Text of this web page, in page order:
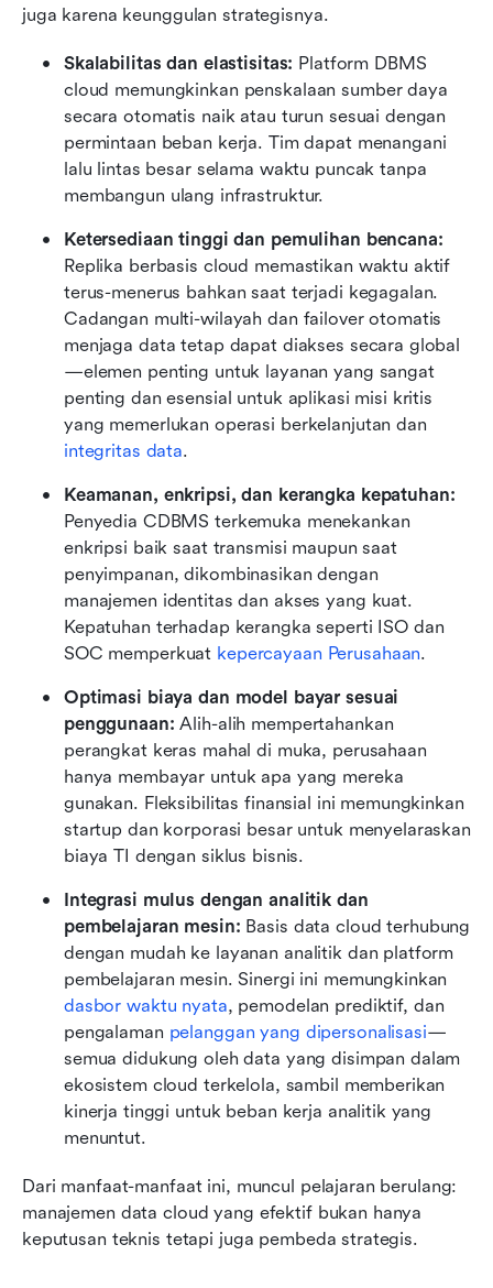
juga karena keunggulan strategisnya.
Skalabilitas dan elastisitas: Platform DBMS
cloud memungkinkan penskalaan sumber daya
secara otomatis naik atau turun sesuai dengan
permintaan beban kerja. Tim dapat menangani
lalu lintas besar selama waktu puncak tanpa
membangun ulang infrastruktur.
Ketersediaan tinggi dan pemulihan bencana:
Replika berbasis cloud memastikan waktu aktif
terus-menerus bahkan saat terjadi kegagalan.
Cadangan multi-wilayah dan failover otomatis
menjaga data tetap dapat diakses secara global
—elemen penting untuk layanan yang sangat
penting dan esensial untuk aplikasi misi kritis
integritas data.
Keamanan, enkripsi, dan kerangka kepatuhan:
Penyedia CDBMS terkemuka menekankan
enkripsi baik saat transmisi maupun saat
penyimpanan, dikombinasikan dengan
manajemen identitas dan akses yang kuat.
Kepatuhan terhadap kerangka seperti ISO dan
SOC memperkuat kepercayaan Perusahaan.
Optimasi biaya dan model bayar sesuai
penggunaan: Alih-alih mempertahankan
perangkat keras mahal di muka, perusahaan
hanya membayar untuk apa yang mereka
gunakan. Fleksibilitas finansial ini memungkinkan
startup dan korporasi besar untuk menyelaraskan
biaya TI dengan siklus bisnis.
Integrasi mulus dengan analitik dan
pembelajaran mesin: Basis data cloud terhubung
dengan mudah ke layanan analitik dan platform
dasbor waktu nyata, pemodelan prediktif, dan
pengalaman pelanggan yang dipersonalisasi—
semua didukung oleh data yang disimpan dalam
ekosistem cloud terkelola, sambil memberikan
kinerja tinggi untuk beban kerja analitik yang
menuntut.
Dari manfaat-manfaat ini, muncul pelajaran berulang:
manajemen data cloud yang efektif bukan hanya
keputusan teknis tetapi juga pembeda strategis.